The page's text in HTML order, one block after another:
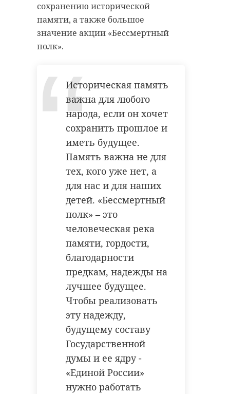
сохранению исторической
памяти, а также большое
значение акции «Бессмертный
полк».
Историческая память
важна для любого
народа, если он хочет
сохранить прошлое и
иметь будущее.
Память важна не для
тех, кого уже нет, а
для нас и для наших
детей. «Бессмертный
полк» – это
человеческая река
памяти, гордости,
благодарности
предкам, надежды на
лучшее будущее.
Чтобы реализовать
эту надежду,
будущему составу
Государственной
думы и ее ядру -
«Единой России»
нужно работать